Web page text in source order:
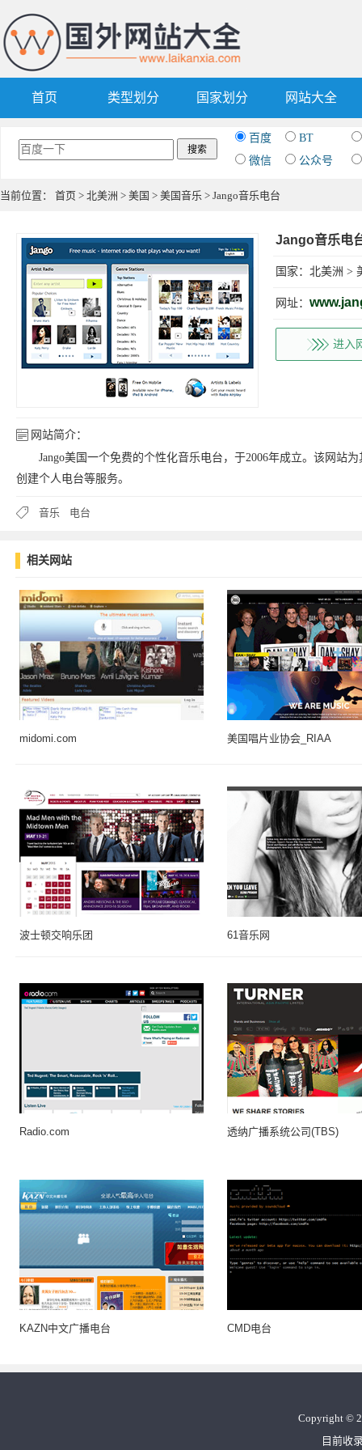
首页 类型划分 国家划分 网站大全
百度
BT
微信
公众号
当前位置： 首页 > 北美洲 > 美国 > 美国音乐 > Jango音乐电台
Jango音乐电
国家： 北美洲 >
网址：
进入
网站简介：
Jango美国一个免费的个性化音乐电台，于2006年成立。该网站
创建个人电台等服务。
音乐 电台
相关网站
midomi.com 美国唱片业协会_RIAA
波士顿交响乐团 61音乐网
Radio.com 透纳广播系统公司(TBS)
KAZN中文广播电台 CMD电台
Copyright ©
目前收